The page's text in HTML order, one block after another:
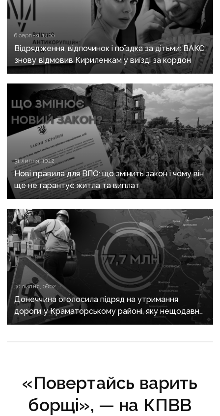
6 серпня, 14:00
Відрядження, відпочинок і поїздка за дітьми: ВАКС
знову відмовив Кириленкам у виїзді за кордон
31 липня, 10:12
Нові правила для ВПО: що змінить закон і чому він
ще не гарантує житла та виплат
30 липня, 08:02
Донеччина оголосила підряд на утримання
дороги у Краматорському районі, яку нещодавно
вже ремонтували
«Повертайсь варить
борщі», — на КПВВ